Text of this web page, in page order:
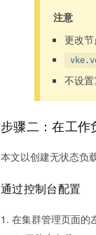
注意
更改
不设
步骤二：在工作
本文以创建无状态负
通过控制台配置
在集群管理页面的